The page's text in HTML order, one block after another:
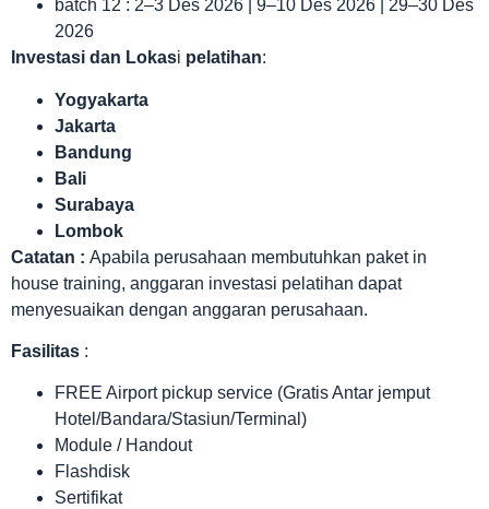
batch 12 : 2–3 Des 2026 | 9–10 Des 2026 | 29–30 Des
2026
Investasi dan Lokasi pelatihan:
Yogyakarta
Jakarta
Bandung
Bali
Surabaya
Lombok
Catatan : Apabila perusahaan membutuhkan paket in
house training, anggaran investasi pelatihan dapat
menyesuaikan dengan anggaran perusahaan.
Fasilitas :
FREE Airport pickup service (Gratis Antar jemput
Hotel/Bandara/Stasiun/Terminal)
Module / Handout
Flashdisk
Sertifikat